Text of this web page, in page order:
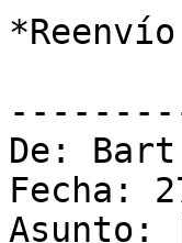
De: Bart
Fecha:
Asunto: